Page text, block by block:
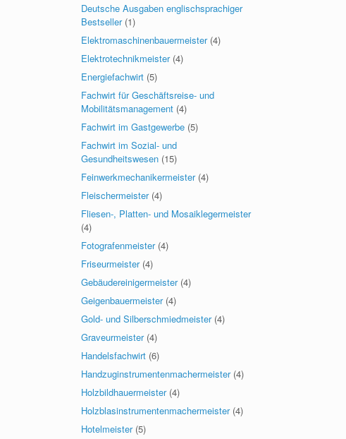
Deutsche Ausgaben englischsprachiger
Bestseller (1)
Elektromaschinenbauermeister (4)
Elektrotechnikmeister (4)
Energiefachwirt (5)
Fachwirt für Geschäftsreise- und
Mobilitätsmanagement (4)
Fachwirt im Gastgewerbe (5)
Fachwirt im Sozial- und
Gesundheitswesen (15)
Feinwerkmechanikermeister (4)
Fleischermeister (4)
Fliesen-, Platten- und Mosaiklegermeister
(4)
Fotografenmeister (4)
Friseurmeister (4)
Gebäudereinigermeister (4)
Geigenbauermeister (4)
Gold- und Silberschmiedmeister (4)
Graveurmeister (4)
Handelsfachwirt (6)
Handzuginstrumentenmachermeister (4)
Holzbildhauermeister (4)
Holzblasinstrumentenmachermeister (4)
Hotelmeister (5)